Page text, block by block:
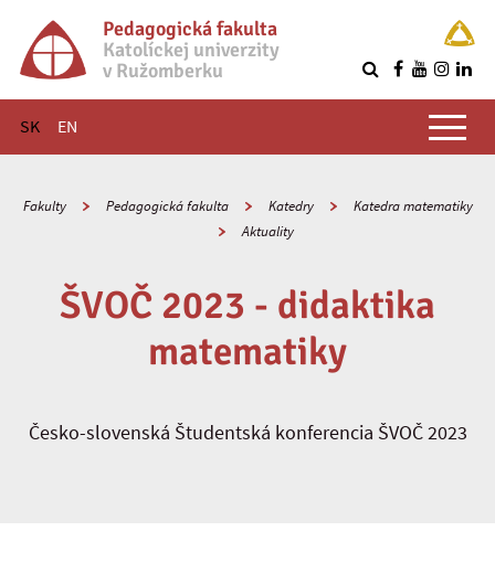
Pedagogická fakulta
Katolíckej univerzity
v Ružomberku
SK EN
Hlavné menu
Fakulty Pedagogická fakulta Katedry
Katedra matematiky
Aktuality
ŠVOČ 2023 - didaktika
matematiky
Česko-slovenská Študentská konferencia ŠVOČ 2023